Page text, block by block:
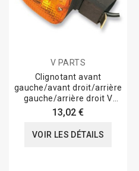
V PARTS
Clignotant avant
gauche/avant droit/arrière
gauche/arrière droit V
PARTS type...
13,02 €
VOIR LES DÉTAILS